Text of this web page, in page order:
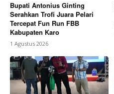
Bupati Antonius Ginting
Serahkan Trofi Juara Pelari
Tercepat Fun Run FBB
Kabupaten Karo
1 Agustus 2026